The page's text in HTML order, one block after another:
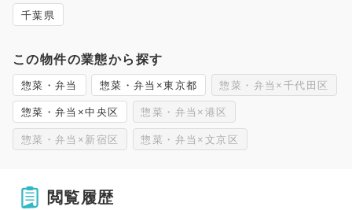
千葉県
この物件の業態から探す
惣菜・弁当 惣菜・弁当×東京都 惣菜・弁当×千代田区
惣菜・弁当×中央区 惣菜・弁当×港区
惣菜・弁当×新宿区 惣菜・弁当×文京区
閲覧履歴